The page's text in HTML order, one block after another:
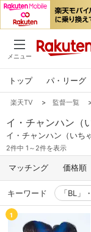
メニュー
トップ パ・リーグ
楽天TV > 監督一覧
イ・チャンハン（
イ・チャンハン（いち
2件中 1～2件を表示
マッチング 価格順
キーワード 「BL」
1